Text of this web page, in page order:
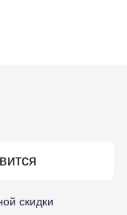
скидки